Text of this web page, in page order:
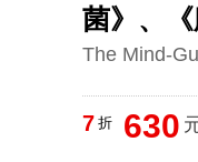
菌》、《
The Mind-
7 折 630